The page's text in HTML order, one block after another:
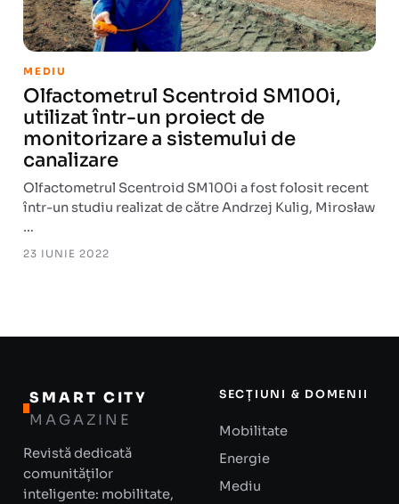
MEDIU
Olfactometrul Scentroid SM100i,
utilizat într-un proiect de
monitorizare a sistemului de
canalizare
Olfactometrul Scentroid SM100i a fost folosit recent
într-un studiu realizat de către Andrzej Kulig, Mirosław
…
23 IUNIE 2022
SMART CITY
MAGAZINE
Revistă dedicată
comunităților
inteligente: mobilitate,
SECȚIUNI & DOMENII
Mobilitate
Energie
Mediu